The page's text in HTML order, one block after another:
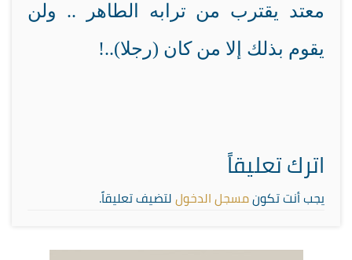
معتد يقترب من ترابه الطاهر .. ولن
يقوم بذلك إلا من كان (رجلا)..!
اترك تعليقاً
يجب أنت تكونمسجل الدخوللتضيف تعليقاً.